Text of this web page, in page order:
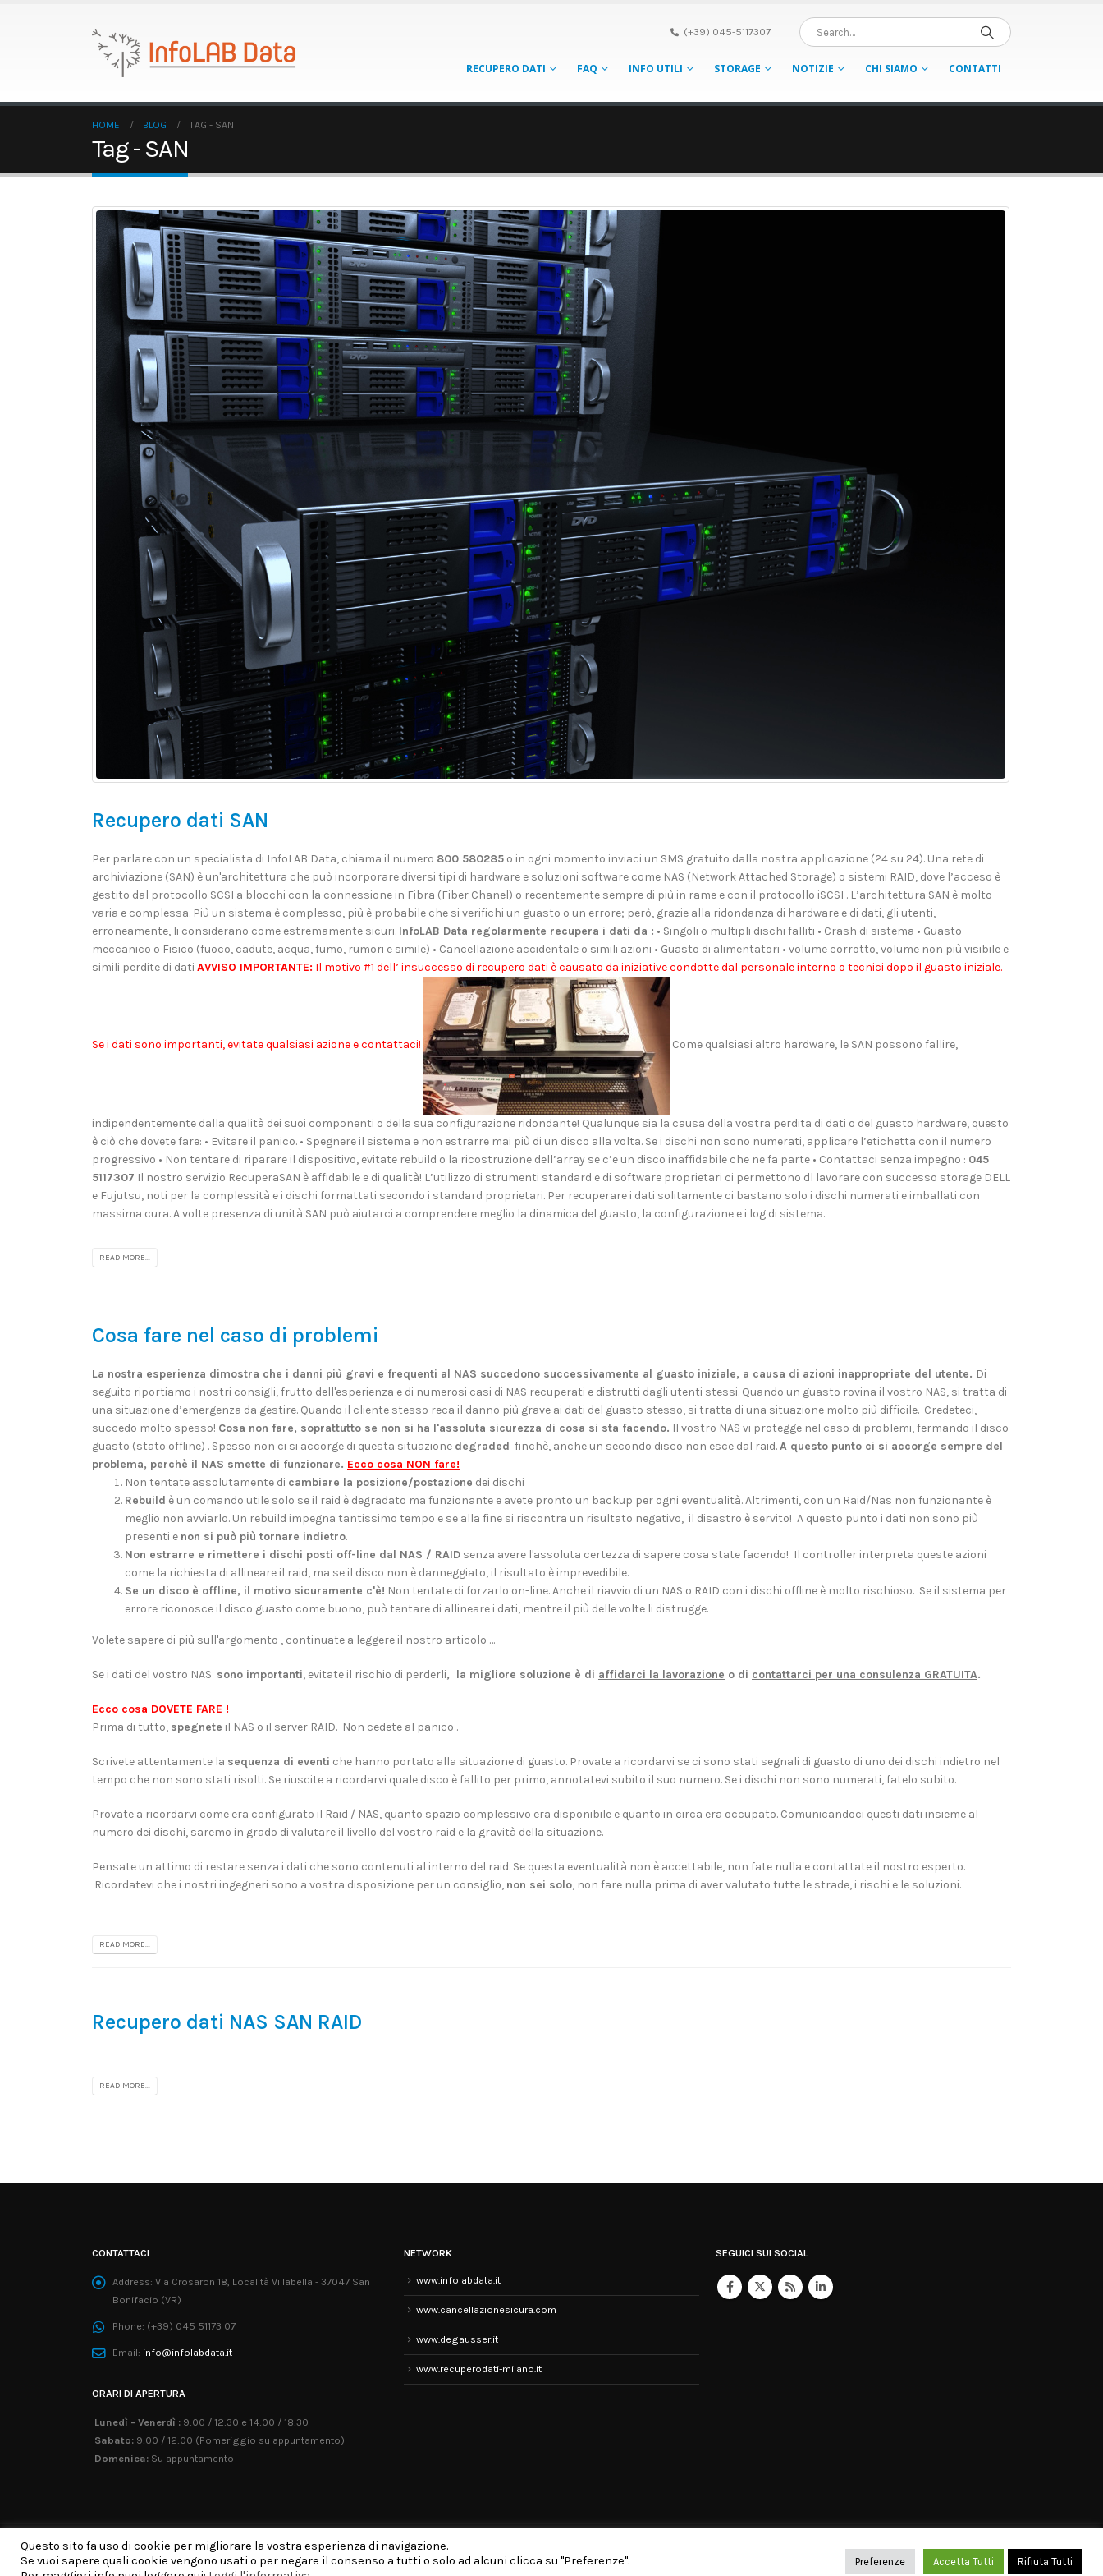
(+39) 045-5117307
RECUPERO DATI FAQ INFO UTILI STORAGE NOTIZIE CHI SIAMO CONTATTI
HOME BLOG TAG - SAN
Tag - SAN
Recupero dati SAN
Per parlare con un specialista di InfoLAB Data, chiama il numero 800 580285 o in ogni momento inviaci un SMS gratuito dalla nostra applicazione (24 su 24). Una rete di
archiviazione (SAN) è un'architettura che può incorporare diversi tipi di hardware e soluzioni software come NAS (Network Attached Storage) o sistemi RAID, dove l’acceso è
gestito dal protocollo SCSI a blocchi con la connessione in Fibra (Fiber Chanel) o recentemente sempre di più in rame e con il protocollo iSCSI . L’architettura SAN è molto
varia e complessa. Più un sistema è complesso, più è probabile che si verifichi un guasto o un errore; però, grazie alla ridondanza di hardware e di dati, gli utenti,
erroneamente, li considerano come estremamente sicuri. InfoLAB Data regolarmente recupera i dati da : • Singoli o multipli dischi falliti • Crash di sistema • Guasto
meccanico o Fisico (fuoco, cadute, acqua, fumo, rumori e simile) • Cancellazione accidentale o simili azioni • Guasto di alimentatori • volume corrotto, volume non più visibile e
simili perdite di dati AVVISO IMPORTANTE: Il motivo #1 dell’ insuccesso di recupero dati è causato da iniziative condotte dal personale interno o tecnici dopo il guasto iniziale.
Se i dati sono importanti, evitate qualsiasi azione e contattaci! Come qualsiasi altro hardware, le SAN possono fallire,
indipendentemente dalla qualità dei suoi componenti o della sua configurazione ridondante! Qualunque sia la causa della vostra perdita di dati o del guasto hardware, questo
è ciò che dovete fare: • Evitare il panico. • Spegnere il sistema e non estrarre mai più di un disco alla volta. Se i dischi non sono numerati, applicare l’etichetta con il numero
progressivo • Non tentare di riparare il dispositivo, evitate rebuild o la ricostruzione dell’array se c’e un disco inaffidabile che ne fa parte • Contattaci senza impegno : 045
5117307 Il nostro servizio RecuperaSAN è affidabile e di qualità! L’utilizzo di strumenti standard e di software proprietari ci permettono dl lavorare con successo storage DELL
e Fujutsu, noti per la complessità e i dischi formattati secondo i standard proprietari. Per recuperare i dati solitamente ci bastano solo i dischi numerati e imballati con
massima cura. A volte presenza di unità SAN può aiutarci a comprendere meglio la dinamica del guasto, la configurazione e i log di sistema.
READ MORE...
Cosa fare nel caso di problemi
La nostra esperienza dimostra che i danni più gravi e frequenti al NAS succedono successivamente al guasto iniziale, a causa di azioni inappropriate del utente. Di
seguito riportiamo i nostri consigli, frutto dell'esperienza e di numerosi casi di NAS recuperati e distrutti dagli utenti stessi. Quando un guasto rovina il vostro NAS, si tratta di
una situazione d’emergenza da gestire. Quando il cliente stesso reca il danno più grave ai dati del guasto stesso, si tratta di una situazione molto più difficile. Credeteci,
succedo molto spesso! Cosa non fare, soprattutto se non si ha l'assoluta sicurezza di cosa si sta facendo. Il vostro NAS vi protegge nel caso di problemi, fermando il disco
guasto (stato offline) . Spesso non ci si accorge di questa situazione degraded finchè, anche un secondo disco non esce dal raid.A questo punto ci si accorge sempre del
problema, perchè il NAS smette di funzionare. Ecco cosa NON fare!
Non tentate assolutamente di cambiare la posizione/postazione dei dischi
Rebuild è un comando utile solo se il raid è degradato ma funzionante e avete pronto un backup per ogni eventualità. Altrimenti, con un Raid/Nas non funzionante è
meglio non avviarlo. Un rebuild impegna tantissimo tempo e se alla fine si riscontra un risultato negativo, il disastro è servito! A questo punto i dati non sono più
presenti e non si può più tornare indietro.
Non estrarre e rimettere i dischi posti off-line dal NAS / RAID senza avere l'assoluta certezza di sapere cosa state facendo! Il controller interpreta queste azioni
come la richiesta di allineare il raid, ma se il disco non è danneggiato, il risultato è imprevedibile.
Se un disco è offline, il motivo sicuramente c'è! Non tentate di forzarlo on-line. Anche il riavvio di un NAS o RAID con i dischi offline è molto rischioso. Se il sistema per
errore riconosce il disco guasto come buono, può tentare di allineare i dati, mentre il più delle volte li distrugge.
Volete sapere di più sull'argomento , continuate a leggere il nostro articolo …
Se i dati del vostro NAS sono importanti, evitate il rischio di perderli, la migliore soluzione è di affidarci la lavorazione o di contattarci per una consulenza GRATUITA.
Ecco cosa DOVETE FARE !
Prima di tutto, spegnete il NAS o il server RAID. Non cedete al panico .
Scrivete attentamente la sequenza di eventi che hanno portato alla situazione di guasto. Provate a ricordarvi se ci sono stati segnali di guasto di uno dei dischi indietro nel
tempo che non sono stati risolti. Se riuscite a ricordarvi quale disco è fallito per primo, annotatevi subito il suo numero. Se i dischi non sono numerati, fatelo subito.
Provate a ricordarvi come era configurato il Raid / NAS, quanto spazio complessivo era disponibile e quanto in circa era occupato. Comunicandoci questi dati insieme al
numero dei dischi, saremo in grado di valutare il livello del vostro raid e la gravità della situazione.
Pensate un attimo di restare senza i dati che sono contenuti al interno del raid. Se questa eventualità non è accettabile, non fate nulla e contattate il nostro esperto.
Ricordatevi che i nostri ingegneri sono a vostra disposizione per un consiglio, non sei solo, non fare nulla prima di aver valutato tutte le strade, i rischi e le soluzioni.
READ MORE...
Recupero dati NAS SAN RAID
READ MORE...
CONTATTACI
Address: Via Crosaron 18, Località Villabella - 37047 San
Bonifacio (VR)
Phone: (+39) 045 51173 07
Email: info@infolabdata.it
ORARI DI APERTURA
Lunedì - Venerdì : 9:00 / 12:30 e 14:00 / 18:30
Sabato: 9:00 / 12:00 (Pomeriggio su appuntamento)
Domenica: Su appuntamento
NETWORK
www.infolabdata.it
www.cancellazionesicura.com
www.degausser.it
www.recuperodati-milano.it
SEGUICI SUI SOCIAL
Copyright © 2018 Infolab Data S.R.L. Tutti i diritti riservati P.IVA: 03568670230 / Numero REA: VR - 347002 / PEC: / Capitale Sociale: 10.000 €
Questo sito fa uso di cookie per migliorare la vostra esperienza di navigazione.
Se vuoi sapere quali cookie vengono usati o per negare il consenso a tutti o solo ad alcuni clicca su "Preferenze".
Preferenze Accetta Tutti Rifiuta Tutti